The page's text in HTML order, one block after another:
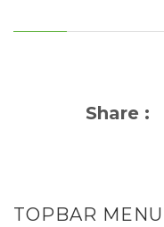
Share :
TOPBAR MENU